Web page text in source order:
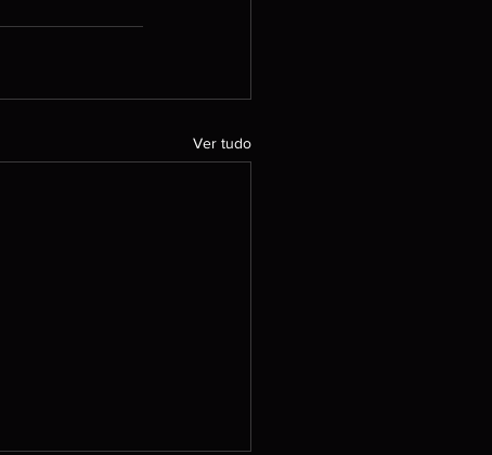
Ver tudo